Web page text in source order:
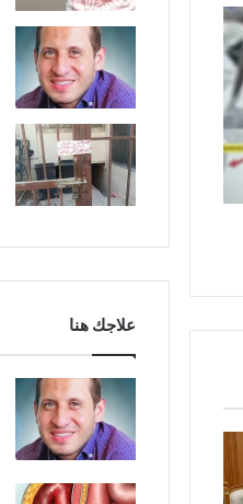
علاجك هنا